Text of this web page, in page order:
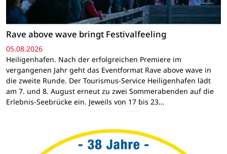
Rave above wave bringt Festivalfeeling
05.08.2026
Heiligenhafen. Nach der erfolgreichen Premiere im
vergangenen Jahr geht das Eventformat Rave above wave in
die zweite Runde. Der Tourismus-Service Heiligenhafen lädt
am 7. und 8. August erneut zu zwei Sommerabenden auf die
Erlebnis-Seebrücke ein. Jeweils von 17 bis 23…